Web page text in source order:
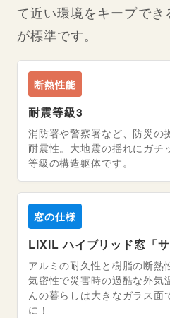
て近い環境をキープでき
が標準です。
断熱性能
耐震等級3
消防署や警察署など、防災の
耐震性。大地震の揺れにガチ
等級の構造躯体です。
窓の仕様
LIXIL ハイブリッド窓「サ
アルミの耐久性と樹脂の断熱
気密性で災害時の過酷な外気
んの暮らしは大きなガラス面
に！